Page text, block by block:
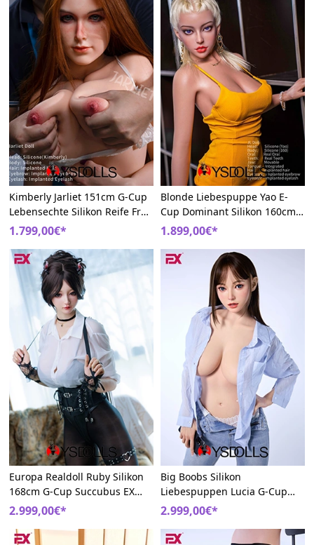
Kimberly Jarliet 151cm G-Cup
Lebensechte Silikon Reife Frau
Liebes Puppen
1.799,00€*
Blonde Liebespuppe Yao E-
Cup Dominant Silikon 160cm
Jarliet Doll
1.899,00€*
Europa Realdoll Ruby Silikon
168cm G-Cup Succubus EX
Doll
2.999,00€*
Big Boobs Silikon
Liebespuppen Lucia G-Cup
168cm EX Doll Freizeit-Büro-
2.999,00€*